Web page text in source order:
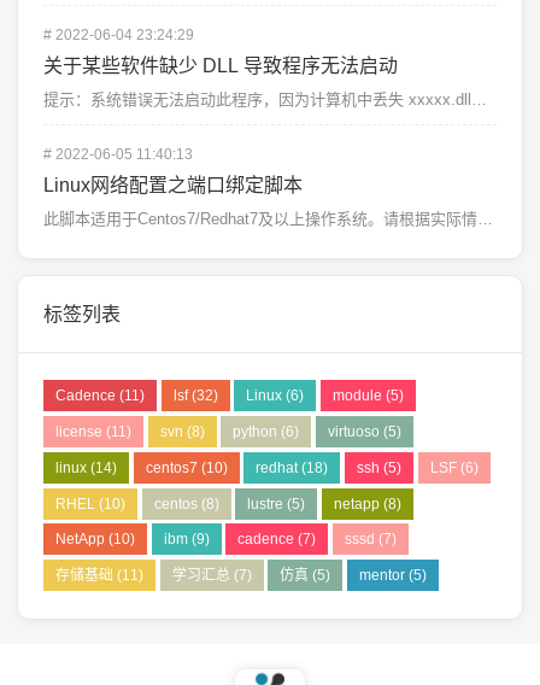
# 2022-06-04 23:24:29
关于某些软件缺少 DLL 导致程序无法启动
提示：系统错误无法启动此程序，因为计算机中丢失 xxxxx.dll，尝试重新安装该程序解决此问题。&...
# 2022-06-05 11:40:13
Linux网络配置之端口绑定脚本
此脚本适用于Centos7/Redhat7及以上操作系统。请根据实际情况修改#!/bin/bash...
标签列表
Cadence (11) lsf(32) Linux (6) module (5)
license (11) svn (8) python (6) virtuoso (5)
linux(14) centos7 (10) redhat(18) ssh (5) LSF(6)
RHEL (10) centos(8) lustre (5) netapp (8)
NetApp(10) ibm(9) cadence (7) sssd (7)
存储基础 (11) 学习汇总(7) 仿真 (5) mentor (5)